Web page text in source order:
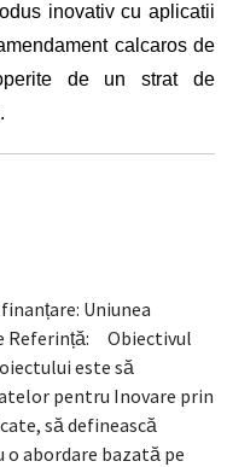
inovativ cu aplicatii
calcaros de
de un strat de
Uniunea
Referință: Obiectivul
este să
pentru Inovare prin
să definească
abordare bazată pe